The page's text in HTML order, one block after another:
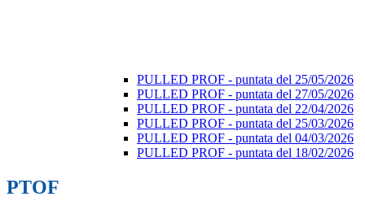
PULLED PROF - puntata del 25/05/2026
PULLED PROF - puntata del 27/05/2026
PULLED PROF - puntata del 22/04/2026
PULLED PROF - puntata del 25/03/2026
PULLED PROF - puntata del 04/03/2026
PULLED PROF - puntata del 18/02/2026
PTOF